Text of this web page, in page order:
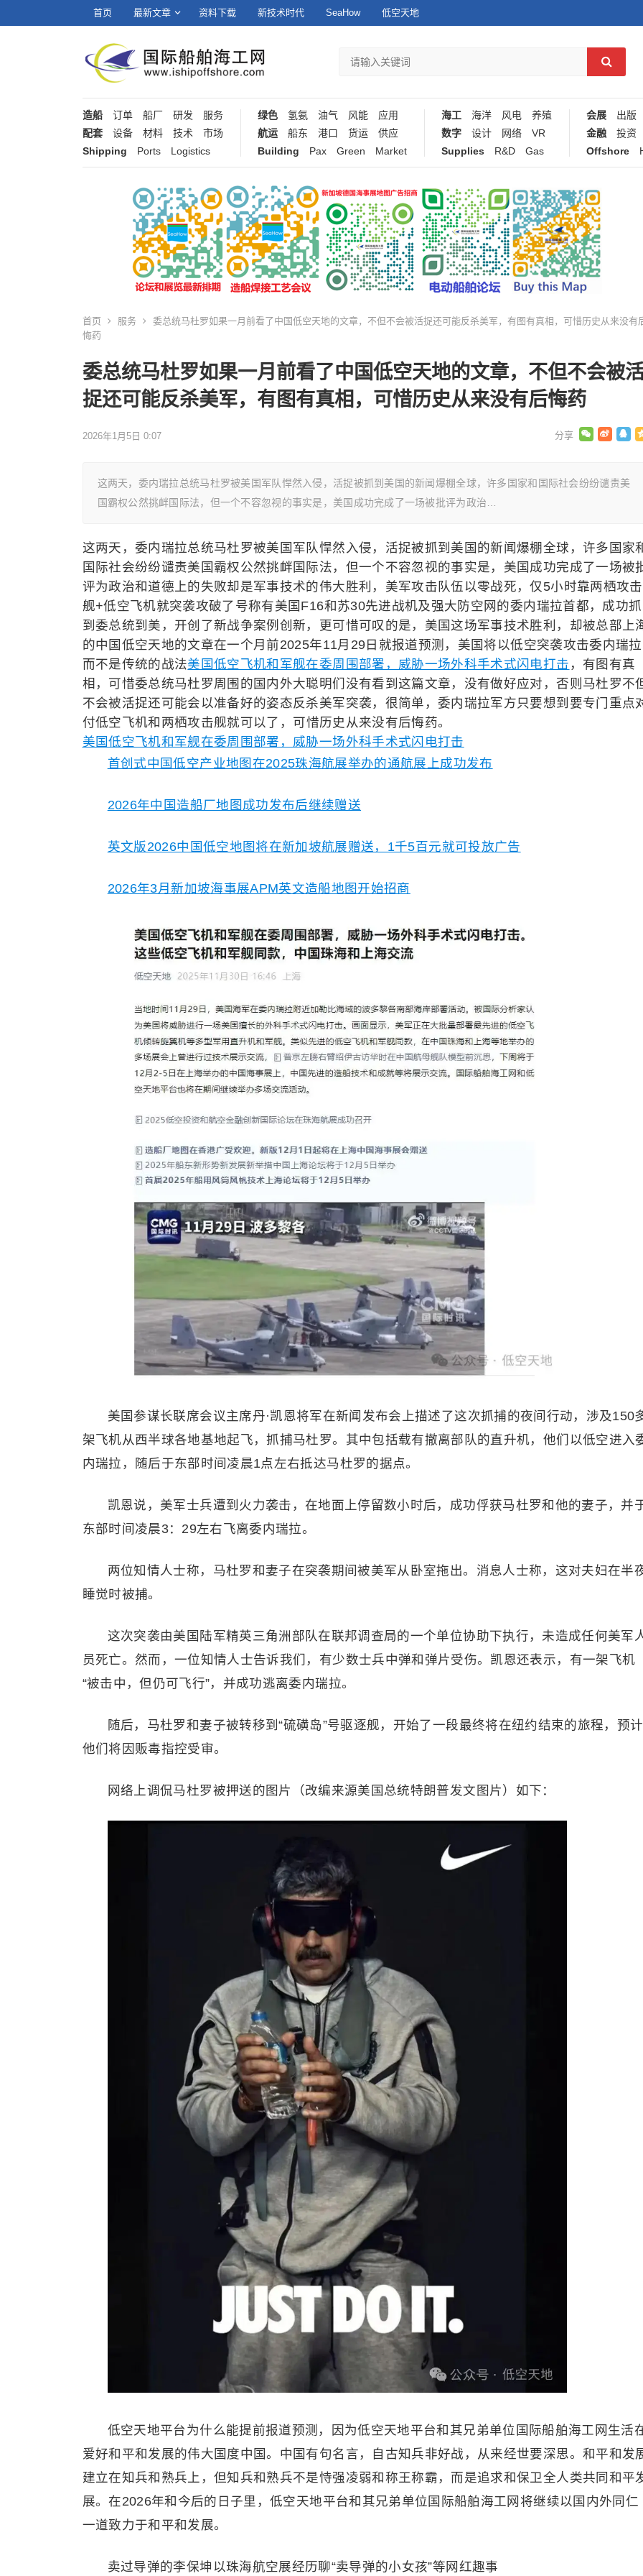
首页 最新文章 资料下载 新技术时代 SeaHow 低空天地
造船 订单 船厂 研发
服务
配套
设备 材料 技术
市场
Shipping
Ports Logistics
绿色 氢氨 油气 风能
应用
航运
船东 港口 货运
供应
Building
Pax Green Market
海工 海洋 风电
养殖
数字
设计 网络
VR
Supplies
R&D Gas
会展 出版
金融
投资
Offshore
首页 服务
委总统马杜罗如果一月前看了中国低空天地的文章，不但不会被活捉还可能反杀美军，有图有真相，可惜历史从来没有
悔药
委总统马杜罗如果一月前看了中国低空天地的文章，不但不会被
捉还可能反杀美军，有图有真相，可惜历史从来没有后悔药
2026年1月5日 0:07
这两天，委内瑞拉总统马杜罗被美国军队悍然入侵，活捉被抓到美国的新闻爆棚全球，许多国家和国际社会纷纷谴责美
国霸权公然挑衅国际法，但一个不容忽视的事实是，美国成功完成了一场被批评为政治…
这两天，委内瑞拉总统马杜罗被美国军队悍然入侵，活捉被抓到美国的新闻爆棚全球，许多国家
国际社会纷纷谴责美国霸权公然挑衅国际法，但一个不容忽视的事实是，美国成功完成了一场被
评为政治和道德上的失败却是军事技术的伟大胜利，美军攻击队伍以零战死，仅5小时靠两栖攻击
舰+低空飞机就突袭攻破了号称有美国F16和苏30先进战机及强大防空网的委内瑞拉首都，成功抓
到委总统到美，开创了新战争案例创新，更可惜可叹的是， 美国这场军事技术胜利，却被总部上
的中国低空天地的文章在一个月前2025年11月29日就报道预测，美国将以低空突袭攻击委内瑞拉
而不是传统的战法美国低空飞机和军舰在委周围部署，威胁一场外科手术式闪电打击 ，有图有真
相，可惜委总统马杜罗周围的国内外大聪明们没有看到这篇文章，没有做好应对，否则马杜罗不
不会被活捉还可能会以准备好的姿态反杀美军突袭，很简单，委内瑞拉军方只要想到要专门重点
付低空飞机和 两栖攻击舰就可以了， 可惜历史从来没有后悔药。
美国低空飞机和军舰在委周围部署，威胁一场外科手术式闪电打击
首创式中国低空产业地图在2025珠海航展举办的通航展上成功发布
2026年中国造船厂地图成功发布后继续赠送
英文版2026中国低空地图将在新加坡航展赠送，1千5百元就可投放广告
2026年3月新加坡海事展APM英文造船地图开始招商
美国参谋长联席会议主席丹·凯恩将军在新闻发布会上描述了这次抓捕的夜间行动，涉及150
架飞机从西半球各地基地起飞，抓捕马杜罗。其中包括载有撤离部队的直升机，他们以低空进入
内瑞拉，随后于东部时间凌晨1点左右抵达马杜罗的据点。
凯恩说，美军士兵遭到火力袭击，在地面上停留数小时后，成功俘获马杜罗和他的妻子，并
东部时间凌晨3：29左右飞离委内瑞拉。
两位知情人士称，马杜罗和妻子在突袭期间被美军从卧室拖出。消息人士称，这对夫妇在半
睡觉时被捕。
这次突袭由美国陆军精英三角洲部队在联邦调查局的一个单位协助下执行，未造成任何美军
员死亡。然而，一位知情人士告诉我们，有少数士兵中弹和弹片受伤。凯恩还表示，有一架飞机
“被击中，但仍可飞行”，并成功逃离委内瑞拉。
随后，马杜罗和妻子被转移到“硫磺岛”号驱逐舰，开始了一段最终将在纽约结束的旅程，预计
他们将因贩毒指控受审。
网络上调侃马杜罗被押送的图片（改编来源美国总统特朗普发文图片）如下：
低空天地平台为什么能提前报道预测，因为低空天地平台和其兄弟单位国际船舶海工网生活
爱好和平和发展的伟大国度中国。中国有句名言，自古知兵非好战，从来经世要深思。和平和发
建立在知兵和熟兵上，但知兵和熟兵不是恃强凌弱和称王称霸，而是追求和保卫全人类共同和平
展。在2026年和今后的日子里，低空天地平台和其兄弟单位国际船舶海工网将继续以国内外同仁
一道致力于和平和发展。
卖过导弹的李保坤以珠海航空展经历聊“卖导弹的小女孩”等网红趣事